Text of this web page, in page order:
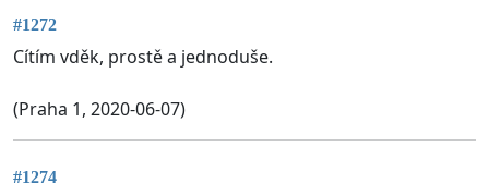
#1272
Cítím vděk, prostě a jednoduše.
(Praha 1, 2020-06-07)
#1274